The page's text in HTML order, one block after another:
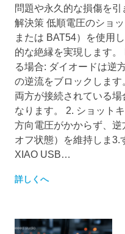
問題や永久的な損傷を引
解決策 低順電圧のショ
または BAT54）を使用
的な絶縁を実現します
る場合: ダイオードは逆
の逆流をブロックしま
両方が接続されている
なります。 2. ショット
方向電圧がかからず、
オフ状態）を維持しま3.
XIAO USB…
詳しくへ